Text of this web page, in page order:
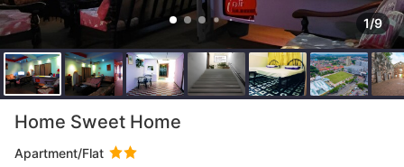
1/9
Home Sweet Home
Apartment/Flat